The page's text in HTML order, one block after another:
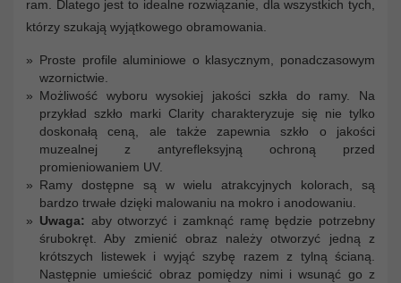
ram. Dlatego jest to idealne rozwiązanie, dla wszystkich tych,
którzy szukają wyjątkowego obramowania.
Proste profile aluminiowe o klasycznym, ponadczasowym
wzornictwie.
Możliwość wyboru wysokiej jakości szkła do ramy. Na
przykład szkło marki Clarity charakteryzuje się nie tylko
doskonałą ceną, ale także zapewnia szkło o jakości
muzealnej z antyrefleksyjną ochroną przed
promieniowaniem UV.
Ramy dostępne są w wielu atrakcyjnych kolorach, są
bardzo trwałe dzięki malowaniu na mokro i anodowaniu.
Uwaga: aby otworzyć i zamknąć ramę będzie potrzebny
śrubokręt. Aby zmienić obraz należy otworzyć jedną z
krótszych listewek i wyjąć szybę razem z tylną ścianą.
Następnie umieścić obraz pomiędzy nimi i wsunąć go z